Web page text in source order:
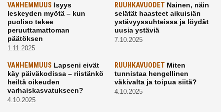
VANHEMMUUS Isyys
leskeyden myötä – kun
puoliso tekee
peruuttamattoman
päätöksen
1.11.2025
RUUHKAVUODETNainen, näin
selätät haasteet aikuisiän
ystävyyssuhteissa ja löydät
uusia ystäviä
7.10.2025
VANHEMMUUS Lapseni eivät
käy päiväkodissa – riistänkö
heiltä oikeuden
varhaiskasvatukseen?
4.10.2025
RUUHKAVUODETMiten
tunnistaa hengellinen
väkivalta ja toipua siitä?
4.10.2025